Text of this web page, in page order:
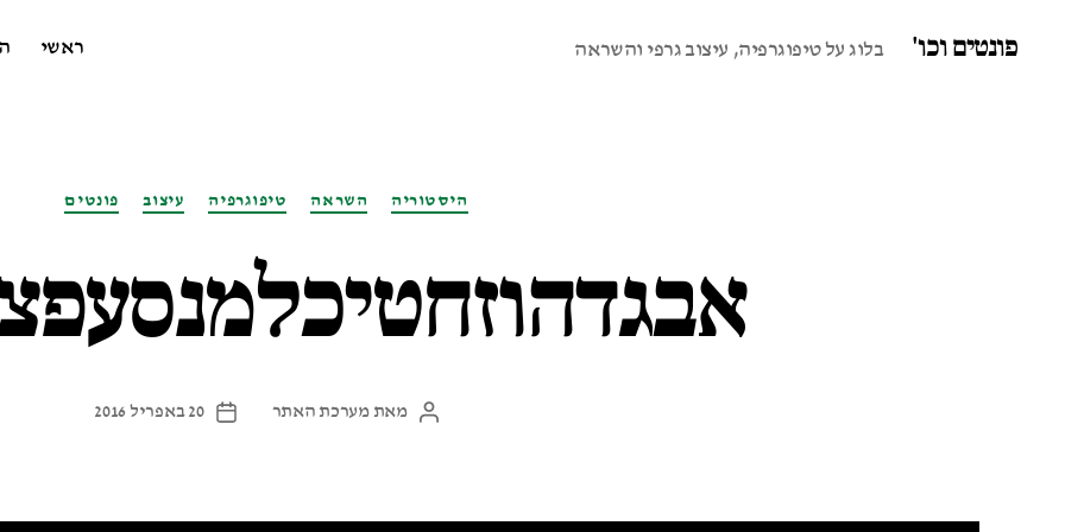
פונטים וכו' בלוג על טיפוגרפיה, עיצוב גרפי והשראה ראשי
היסטוריה השראה טיפוגרפיה עיצוב פונטים
המחבר
מאתמערכת האתר
תאריך
20 באפריל 2016